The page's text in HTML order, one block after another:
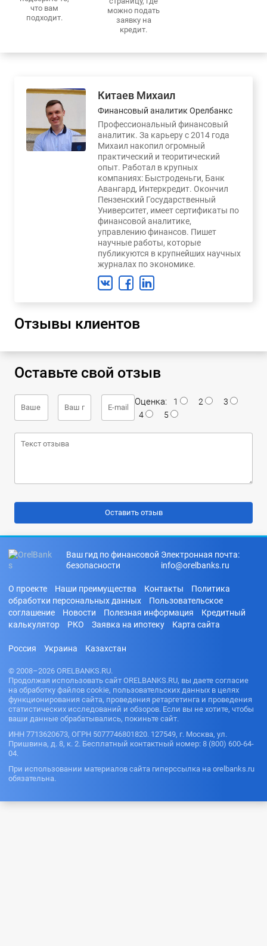
что вам
подходит.
можно подать
заявку на
кредит.
Китаев Михаил
Финансовый аналитик Орелбанкс
Профессиональный финансовый
аналитик. За карьеру с 2014 года
Михаил накопил огромный
практический и теоритический
опыт. Работал в крупных
компаниях: Быстроденьги, Банк
Авангард, Интеркредит. Окончил
Пензенский Государственный
Университет, имеет сертификаты по
финансовой аналитике,
управлению финансов. Пишет
научные работы, которые
публикуются в крупнейших научных
журналах по экономике.
Отзывы клиентов
Оставьте свой отзыв
Оценка: 1 2
3
4
5
Ваш гид по финансовой
безопасности
Электронная почта:
info@orelbanks.ru
О проекте Наши преимущества Контакты
Политика
обработки персональных данных
Пользовательское
соглашение
Новости Полезная информация
Кредитный
калькулятор
РКО Заявка на ипотеку Карта сайта
Россия Украина Казахстан
© 2008–2026 ORELBANKS.RU.
Продолжая использовать сайт ORELBANKS.RU, вы даете согласие
на обработку файлов cookie, пользовательских данных в целях
функционирования сайта, проведения ретаргетинга и проведения
статистических исследований и обзоров. Если вы не хотите, чтобы
ваши данные обрабатывались, покиньте сайт.
ИНН 7713620673, ОГРН 5077746801820. 127549, г. Москва, ул.
Пришвина, д. 8, к. 2. Бесплатный контактный номер: 8 (800) 600-64-
04.
При использовании материалов сайта гиперссылка на orelbanks.ru
обязательна.